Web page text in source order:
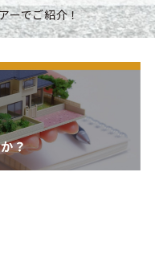
ーでご紹介！